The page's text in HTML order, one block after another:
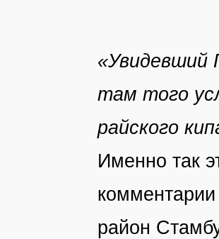
«Увидевший
там того
райского
Именно так
комментарии
район